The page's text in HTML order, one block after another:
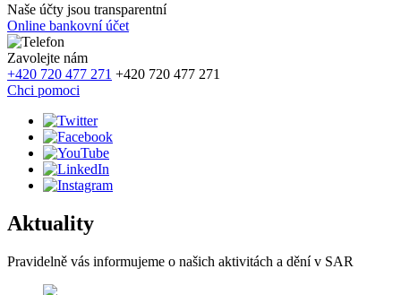
Naše účty jsou transparentní
Online bankovní účet
Zavolejte nám
+420 720 477 271 +420 720 477 271
Chci pomoci
Aktuality
Pravidelně vás informujeme o našich aktivitách a dění v SAR